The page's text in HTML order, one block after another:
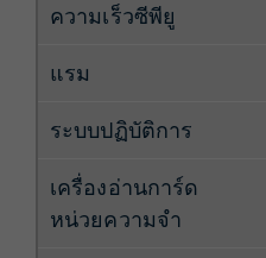
ความเร็วซีพียู
แรม
ระบบปฏิบัติการ
เครื่องอ่านการ์ด
หน่วยความจำ